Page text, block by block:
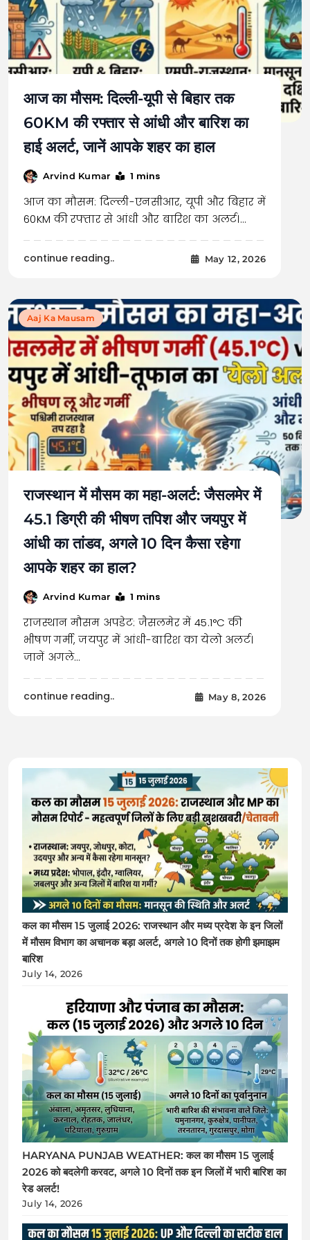
आज का मौसम: दिल्ली-यूपी से बिहार तक
60KM की रफ्तार से आंधी और बारिश का
हाई अलर्ट, जानें आपके शहर का हाल
Arvind Kumar 1 mins
आज का मौसम: दिल्ली-एनसीआर, यूपी और बिहार में
60KM की रफ्तार से आंधी और बारिश का अलर्ट।…
continue reading.. May 12, 2026
Aaj Ka Mausam
राजस्थान में मौसम का महा-अलर्ट: जैसलमेर में
45.1 डिग्री की भीषण तपिश और जयपुर में
आंधी का तांडव, अगले 10 दिन कैसा रहेगा
आपके शहर का हाल?
Arvind Kumar 1 mins
राजस्थान मौसम अपडेट: जैसलमेर में 45.1°C की
भीषण गर्मी, जयपुर में आंधी-बारिश का येलो अलर्ट।
जानें अगले…
continue reading.. May 8, 2026
कल का मौसम 15 जुलाई 2026: राजस्थान और मध्य प्रदेश के इन जिलों
में मौसम विभाग का अचानक बड़ा अलर्ट, अगले 10 दिनों तक होगी झमाझम
बारिश
July 14, 2026
HARYANA PUNJAB WEATHER: कल का मौसम 15 जुलाई
2026 को बदलेगी करवट, अगले 10 दिनों तक इन जिलों में भारी बारिश का
रेड अलर्ट!
July 14, 2026